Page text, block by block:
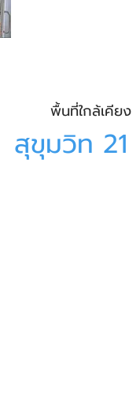
พื้นที่ใกล้เคียง
สุขุมวิท 21